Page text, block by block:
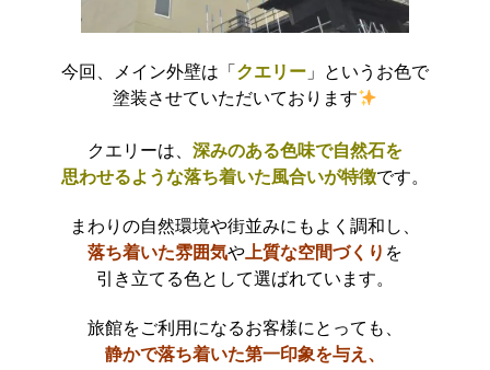
今回、メイン外壁は「 クエリー 」というお色で
塗装させていただいております
クエリーは、 深みのある色味で自然石を
思わせるような落ち着いた風合いが特徴です。
まわりの自然環境や街並みにもよく調和し、
落ち着いた雰囲気や上質な空間づくり を
引き立てる色として選ばれています。
旅館をご利用になるお客様にとっても、
静かで落ち着いた第一印象を与え、